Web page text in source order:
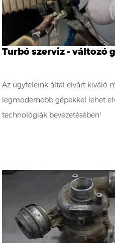
Turbó szerviz - változó
Az ügyfeleink által elvárt kiváló
legmodernebb gépekkel lehet
technológiák bevezetésében!